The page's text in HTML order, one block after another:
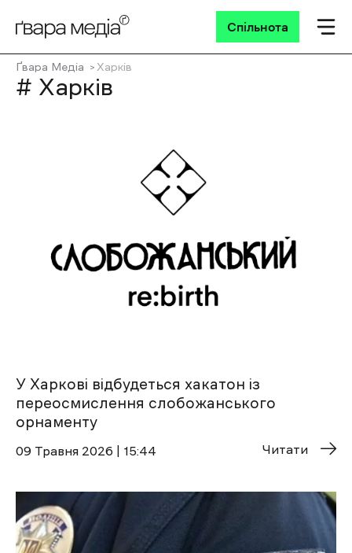
Спільнота
Ґвара Медіа Харків
# Харків
У Харкові відбудеться хакатон із
переосмислення слобожанського
орнаменту
09 Травня 2026 | 15:44 Читати